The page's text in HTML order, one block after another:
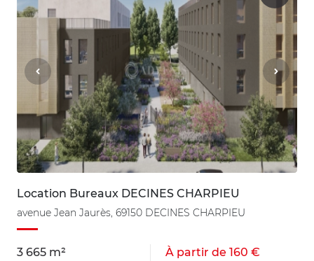
Location Bureaux DECINES CHARPIEU
avenue Jean Jaurès, 69150 DECINES CHARPIEU
3 665 m² À partir de 160 €